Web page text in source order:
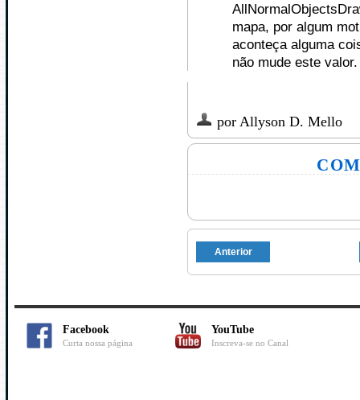
mapa, por algum
aconteça alguma
não mude este valor.
por Allyson D. Mello
Anterior
Facebook
Curta nossa página
YouTube
Inscreva-se no Canal